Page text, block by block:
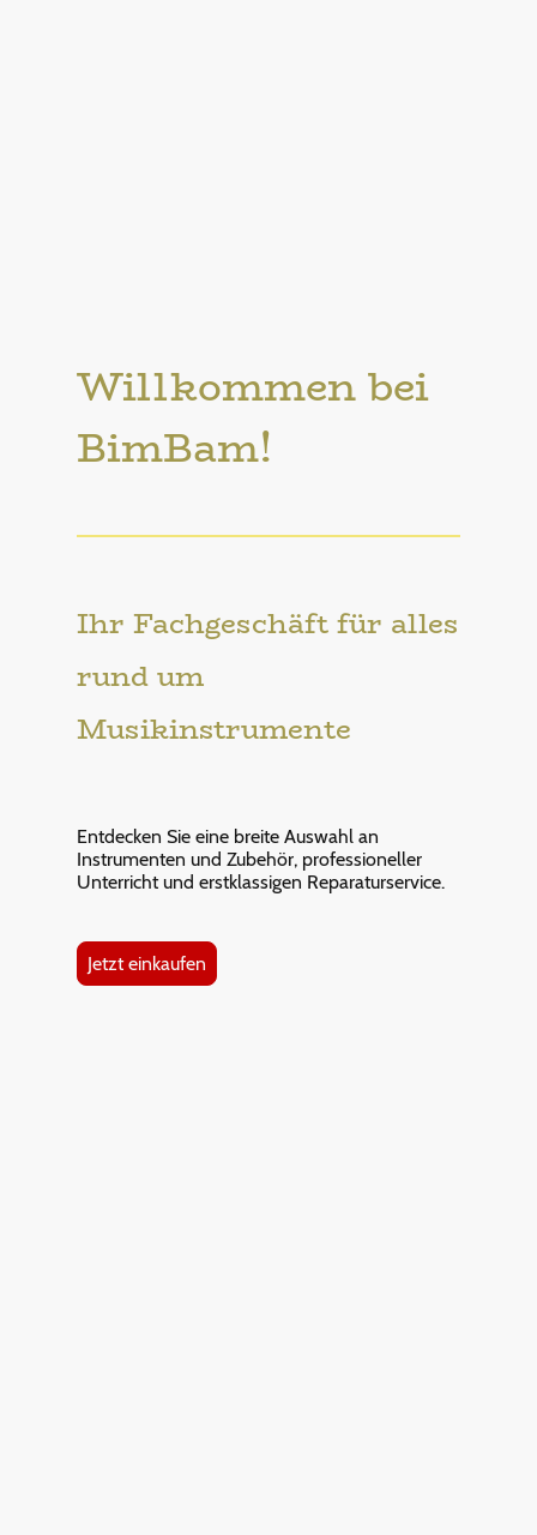
Willkommen bei
BimBam!
Ihr Fachgeschäft für alles
rund um
Musikinstrumente
Entdecken Sie eine breite Auswahl an
Instrumenten und Zubehör, professioneller
Unterricht und erstklassigen Reparaturservice.
Jetzt einkaufen